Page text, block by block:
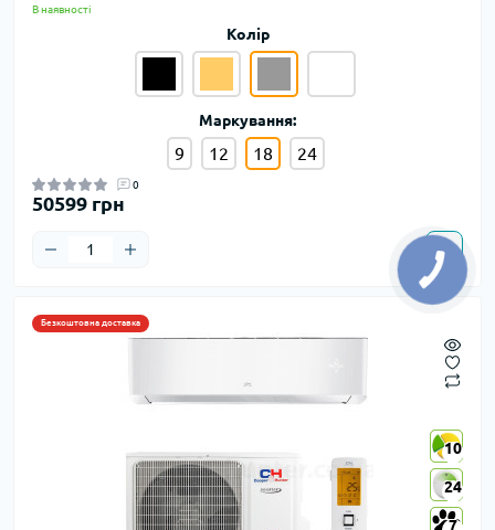
В наявності
Колір
Маркування:
9 12 18 24
0
50599 грн
Безкоштовна доставка
10
24
7
10
24
7